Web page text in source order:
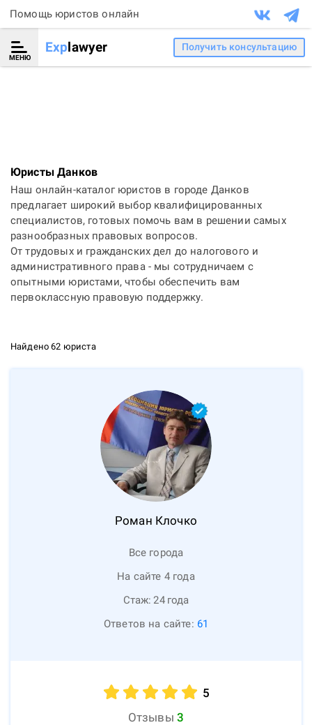
Помощь юристов онлайн
МЕНЮ
Explawyer Получить консультацию
Юристы Данков
Наш онлайн-каталог юристов в городе Данков
предлагает широкий выбор квалифицированных
специалистов, готовых помочь вам в решении самых
разнообразных правовых вопросов.
От трудовых и гражданских дел до налогового и
административного права - мы сотрудничаем с
опытными юристами, чтобы обеспечить вам
первоклассную правовую поддержку.
Найдено 62 юриста
Роман Клочко
Все города
На сайте 4 года
Стаж: 24 года
Ответов на сайте: 61
5
Отзывы 3